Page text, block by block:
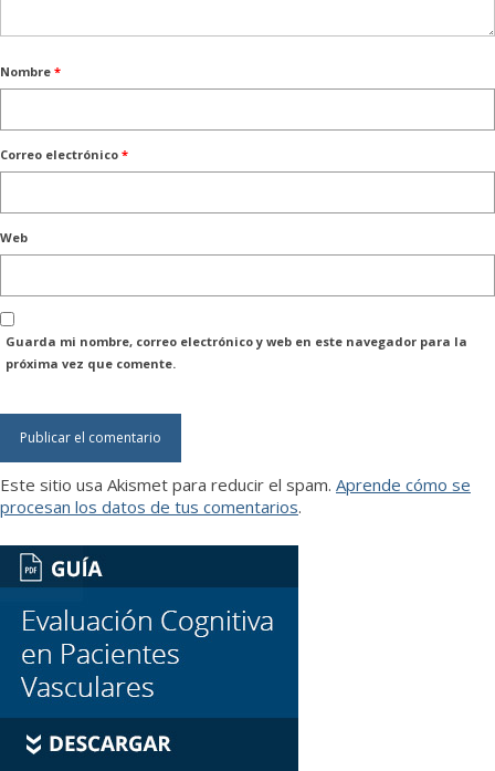
Nombre *
Correo electrónico *
Web
Guarda mi nombre, correo electrónico y web en este navegador para la
próxima vez que comente.
Este sitio usa Akismet para reducir el spam. Aprende cómo se
procesan los datos de tus comentarios.